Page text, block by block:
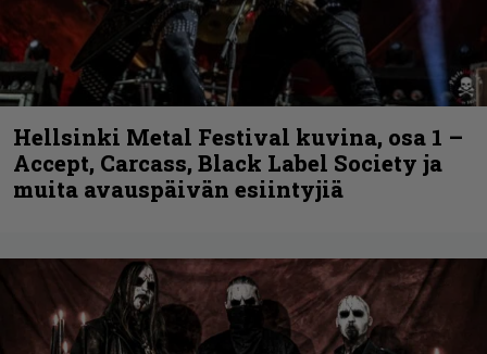
Hellsinki Metal Festival kuvina, osa 1 –
Accept, Carcass, Black Label Society ja
muita avauspäivän esiintyjiä